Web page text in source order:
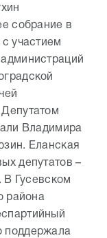
собрание в
участием
Владимира
Еланская
депутатов –
Гусевском
района
поддержала